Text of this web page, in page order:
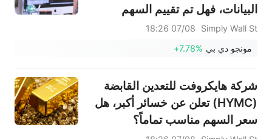
البيانات، فهل تم تقييم السهم
بالكامل بالفعل؟
Simply Wall St
07/08 18:26
مونجو دي بي +7.78%
شركة هايكروفت للتعدين القابضة
(HYMC) تعلن عن خسائر أكبر، هل
سعر السهم مناسب تماماً؟